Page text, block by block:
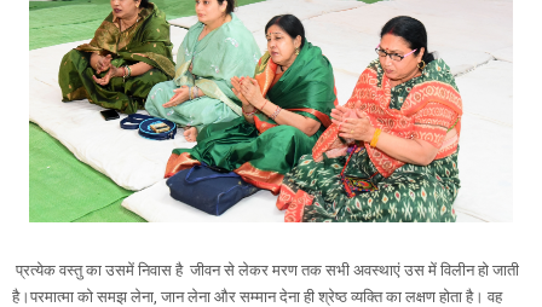
प्रत्येक वस्तु का उसमें निवास है जीवन से लेकर मरण तक सभी अवस्थाएं उस में विलीन हो जाती
है।परमात्मा को समझ लेना, जान लेना और सम्मान देना ही श्रेष्ठ व्यक्ति का लक्षण होता है। वह